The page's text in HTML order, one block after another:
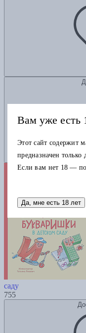
саду
755
Вам уже есть
Этот сайт содержит
предназначен только
Если вам нет 18 —
Да, мне есть 18 лет